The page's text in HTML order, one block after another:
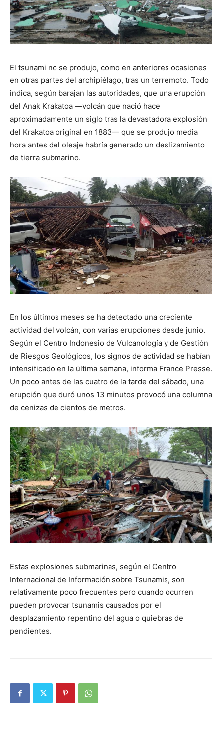
El tsunami no se produjo, como en anteriores ocasiones
en otras partes del archipiélago, tras un terremoto. Todo
indica, según barajan las autoridades, que una erupción
del Anak Krakatoa —volcán que nació hace
aproximadamente un siglo tras la devastadora explosión
del Krakatoa original en 1883— que se produjo media
hora antes del oleaje habría generado un deslizamiento
de tierra submarino.
En los últimos meses se ha detectado una creciente
actividad del volcán, con varias erupciones desde junio.
Según el Centro Indonesio de Vulcanología y de Gestión
de Riesgos Geológicos, los signos de actividad se habían
intensificado en la última semana, informa France Presse.
Un poco antes de las cuatro de la tarde del sábado, una
erupción que duró unos 13 minutos provocó una columna
de cenizas de cientos de metros.
Estas explosiones submarinas, según el Centro
Internacional de Información sobre Tsunamis, son
relativamente poco frecuentes pero cuando ocurren
pueden provocar tsunamis causados por el
desplazamiento repentino del agua o quiebras de
pendientes.